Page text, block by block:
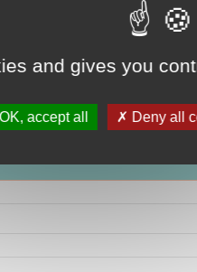
and gives you
OK, accept all Deny all